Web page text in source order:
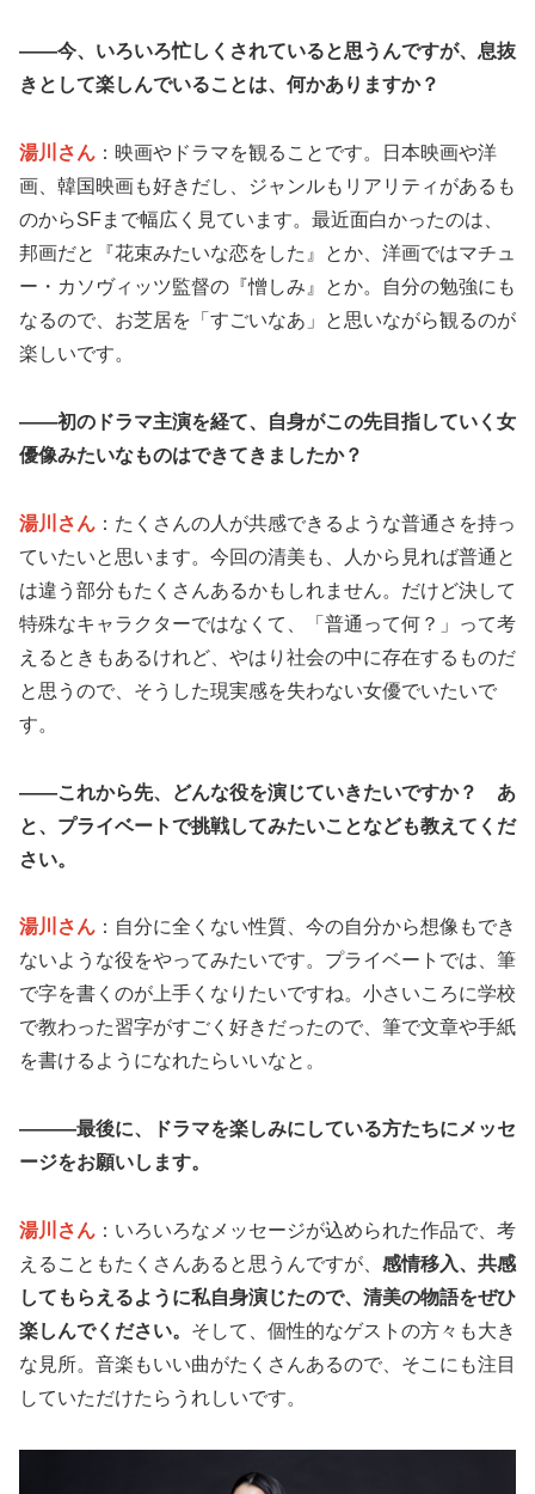
――今、いろいろ忙しくされていると思うんですが、息抜
きとして楽しんでいることは、何かありますか？
湯川さん ：映画やドラマを観ることです。日本映画や洋
画、韓国映画も好きだし、ジャンルもリアリティがあるも
のからSFまで幅広く見ています。最近面白かったのは、
邦画だと『花束みたいな恋をした』とか、洋画ではマチュ
ー・カソヴィッツ監督の『憎しみ』とか。自分の勉強にも
なるので、お芝居を「すごいなあ」と思いながら観るのが
楽しいです。
――初のドラマ主演を経て、自身がこの先目指していく女
優像みたいなものはできてきましたか？
湯川さん ：たくさんの人が共感できるような普通さを持っ
ていたいと思います。今回の清美も、人から見れば普通と
は違う部分もたくさんあるかもしれません。だけど決して
特殊なキャラクターではなくて、「普通って何？」って考
えるときもあるけれど、やはり社会の中に存在するものだ
と思うので、そうした現実感を失わない女優でいたいで
す。
――これから先、どんな役を演じていきたいですか？ あ
と、プライベートで挑戦してみたいことなども教えてくだ
さい。
湯川さん ：自分に全くない性質、今の自分から想像もでき
ないような役をやってみたいです。プライベートでは、筆
で字を書くのが上手くなりたいですね。小さいころに学校
で教わった習字がすごく好きだったので、筆で文章や手紙
を書けるようになれたらいいなと。
―――最後に、ドラマを楽しみにしている方たちにメッセ
ージをお願いします。
湯川さん ：いろいろなメッセージが込められた作品で、考
えることもたくさんあると思うんですが、 感情移入、共感
してもらえるように私自身演じたので、清美の物語をぜひ
楽しんでください。 そして、個性的なゲストの方々も大き
な見所。音楽もいい曲がたくさんあるので、そこにも注目
していただけたらうれしいです。